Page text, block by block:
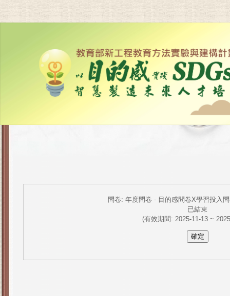
問卷: 年度問卷 - 目的感問卷X學習投入
已結束
(有效期間: 2025-11-13 ~